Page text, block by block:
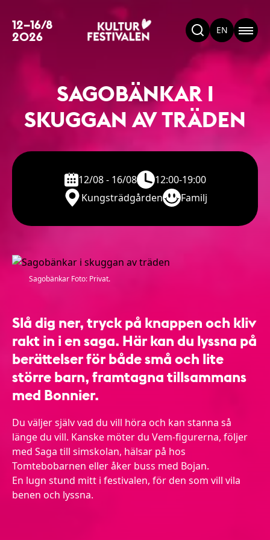
12–16/8
2026 EN
SAGOBÄNKAR I
SKUGGAN AV TRÄDEN
12/08 - 16/08
12:00-19:00
Kungsträdgården
Familj
Sagobänkar Foto: Privat.
Slå dig ner, tryck på knappen och kliv
rakt in i en saga. Här kan du lyssna på
berättelser för både små och lite
större barn, framtagna tillsammans
med Bonnier.
Du väljer själv vad du vill höra och kan stanna så
länge du vill. Kanske möter du Vem-figurerna, följer
med Saga till simskolan, hälsar på hos
Tomtebobarnen eller åker buss med Bojan.
En lugn stund mitt i festivalen, för den som vill vila
benen och lyssna.